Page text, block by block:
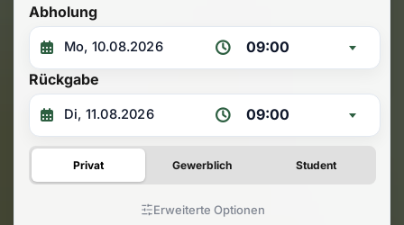
Abholung
09:00
Rückgabe
09:00
Privat Gewerblich Student
Erweiterte Optionen